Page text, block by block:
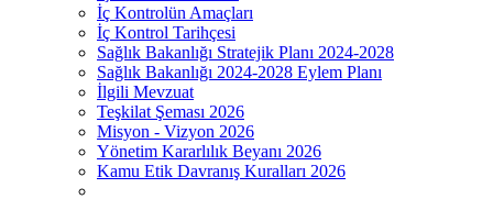
İç Kontrolün Amaçları
İç Kontrol Tarihçesi
Sağlık Bakanlığı Stratejik Planı 2024-2028
Sağlık Bakanlığı 2024-2028 Eylem Planı
İlgili Mevzuat
Teşkilat Şeması 2026
Misyon - Vizyon 2026
Yönetim Kararlılık Beyanı 2026
Kamu Etik Davranış Kuralları 2026